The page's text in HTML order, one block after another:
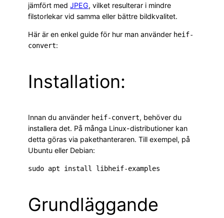
jämfört med JPEG, vilket resulterar i mindre
filstorlekar vid samma eller bättre bildkvalitet.
Här är en enkel guide för hur man använder heif-
convert:
Installation:
Innan du använder heif-convert, behöver du
installera det. På många Linux-distributioner kan
detta göras via pakethanteraren. Till exempel, på
Ubuntu eller Debian:
sudo apt install libheif-examples
Grundläggande